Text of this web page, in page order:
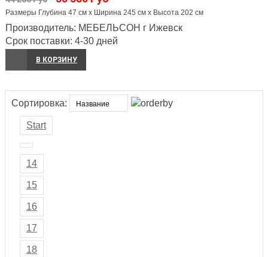
Размеры Глубина 47 см x Ширина 245 см x Высота 202 см
Производитель: МЕБЕЛЬСОН г Ижевск
Срок поставки: 4-30 дней
В КОРЗИНУ
Сортировка:
Start
14
15
16
17
18